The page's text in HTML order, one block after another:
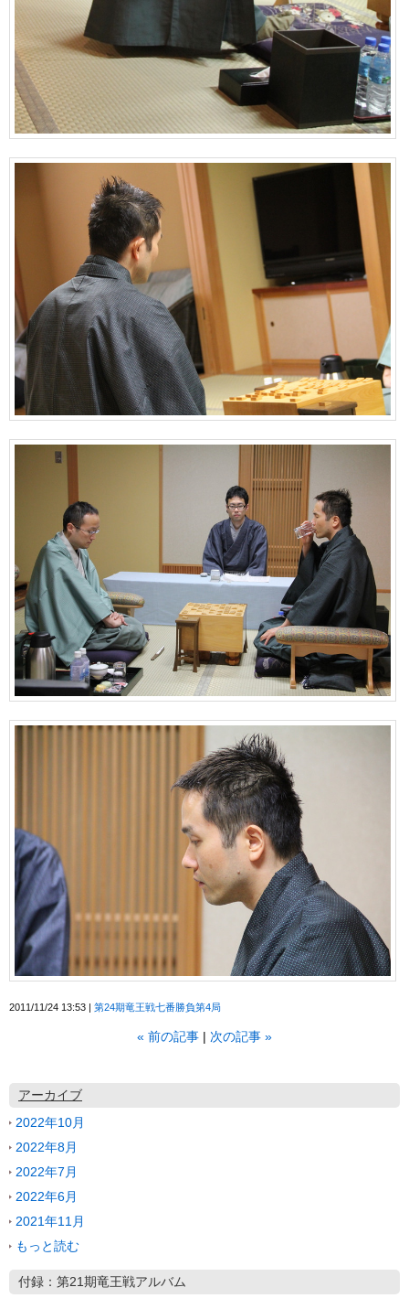
2011/11/24 13:53 第24期竜王戦七番勝負第4局
« 前の記事 次の記事 »
アーカイブ
2022年10月
2022年8月
2022年7月
2022年6月
2021年11月
もっと読む
付録：第21期竜王戦アルバム